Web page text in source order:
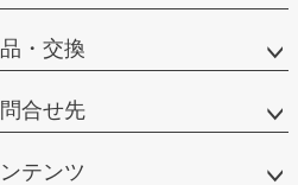
・交換
合せ先
テンツ